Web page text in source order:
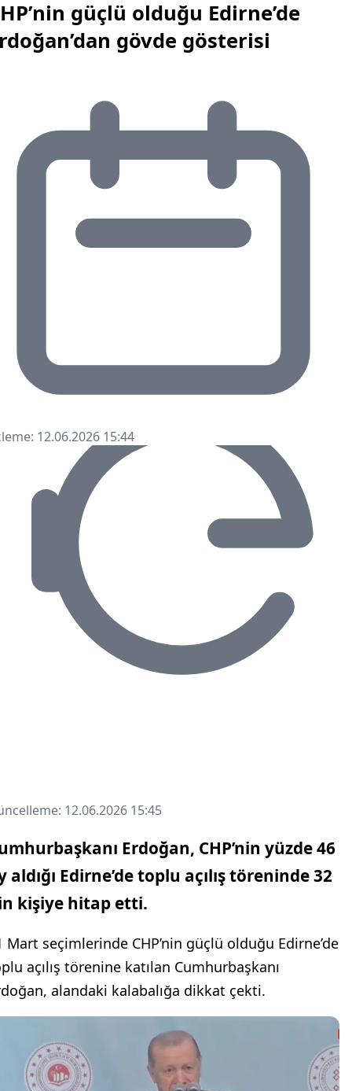
güçlü olduğu Edirne’de
gövde gösterisi
12.06.2026 15:44
12.06.2026 15:45
Erdoğan, CHP’nin yüzde 46
aldığı Edirne’de toplu açılış töreninde 32
kişiye hitap etti.
Mart seçimlerinde CHP’nin güçlü olduğu Edirne’de
açılış törenine katılan Cumhurbaşkanı
alandaki kalabalığa dikkat çekti.